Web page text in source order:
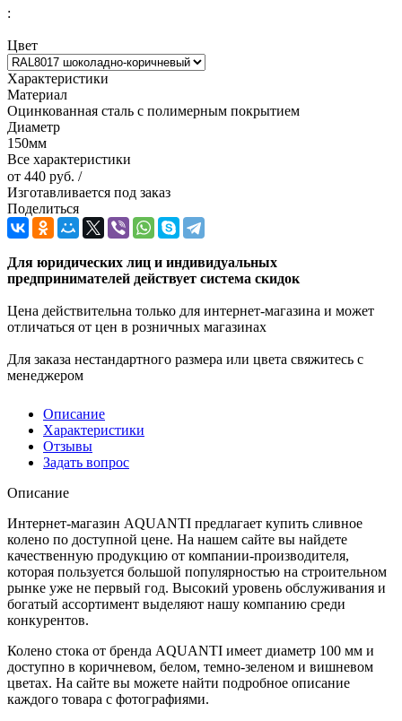
:
Цвет
Характеристики
Материал
Оцинкованная сталь с полимерным покрытием
Диаметр
150мм
Все характеристики
от 440 руб. /
Изготавливается под заказ
Поделиться
Для юридических лиц и индивидуальных
предпринимателей действует система скидок
Цена действительна только для интернет-магазина и может
отличаться от цен в розничных магазинах
Для заказа нестандартного размера или цвета свяжитесь с
менеджером
Описание
Характеристики
Отзывы
Задать вопрос
Описание
Интернет-магазин AQUANTI предлагает купить сливное
колено по доступной цене. На нашем сайте вы найдете
качественную продукцию от компании-производителя,
которая пользуется большой популярностью на строительном
рынке уже не первый год. Высокий уровень обслуживания и
богатый ассортимент выделяют нашу компанию среди
конкурентов.
Колено стока от бренда AQUANTI имеет диаметр 100 мм и
доступно в коричневом, белом, темно-зеленом и вишневом
цветах. На сайте вы можете найти подробное описание
каждого товара с фотографиями.